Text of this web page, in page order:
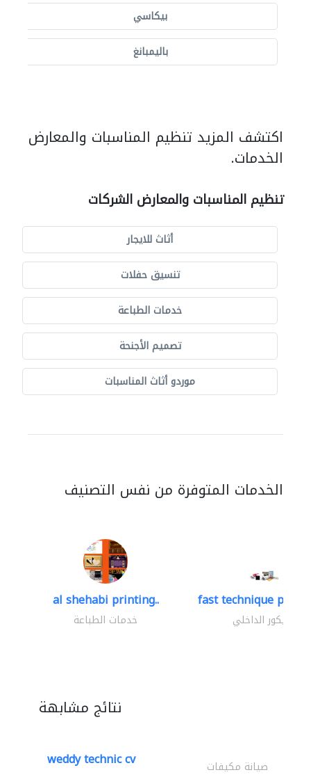
بيكاسي
باليمبانغ
اكتشف المزيد تنظيم المناسبات والمعارض
الخدمات.
تنظيم المناسبات والمعارض الشركات
أثاث للايجار
تنسيق حفلات
خدمات الطباعة
تصميم الأجنحة
موردو أثاث المناسبات
الخدمات المتوفرة من نفس التصنيف
al shehabi printing..
خدمات الطباعة
fast technique pre-
الديكور الداخلي
نتائج مشابهة
weddy technic cv صيانة مكيفات